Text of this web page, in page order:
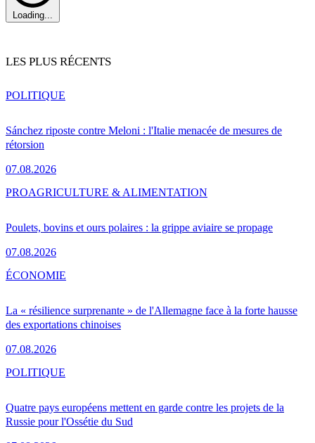
Loading...
LES PLUS RÉCENTS
Sánchez riposte contre Meloni : l'Italie menacée de mesures de
rétorsion
07.08.2026
POLITIQUE
Poulets, bovins et ours polaires : la grippe aviaire se propage
07.08.2026
PROAGRICULTURE & ALIMENTATION
La « résilience surprenante » de l'Allemagne face à la forte hausse
des exportations chinoises
07.08.2026
ÉCONOMIE
Quatre pays européens mettent en garde contre les projets de la
Russie pour l'Ossétie du Sud
POLITIQUE